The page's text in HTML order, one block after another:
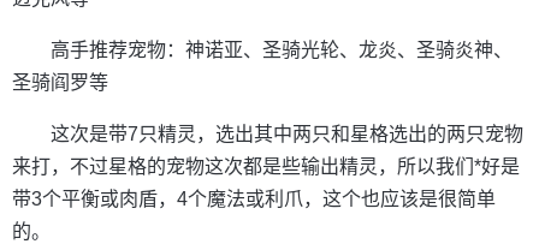
高手推荐宠物：神诺亚、圣骑光轮、龙炎、圣骑炎神、
圣骑阎罗等
这次是带7只精灵，选出其中两只和星格选出的两只宠物
来打，不过星格的宠物这次都是些输出精灵，所以我们*好是
带3个平衡或肉盾，4个魔法或利爪，这个也应该是很简单
的。